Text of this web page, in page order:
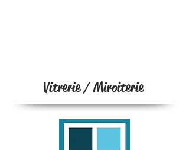
Vitrerie / Miroiterie